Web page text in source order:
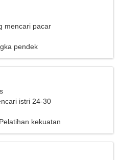
mencari pacar
pendek
istri 24-30
kekuatan